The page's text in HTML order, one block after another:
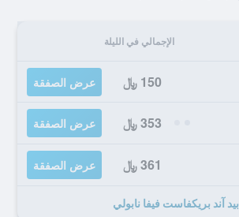
الإجمالي في الليلة
150 ﷼ عرض الصفقة
353 ﷼ عرض الصفقة
361 ﷼ عرض الصفقة